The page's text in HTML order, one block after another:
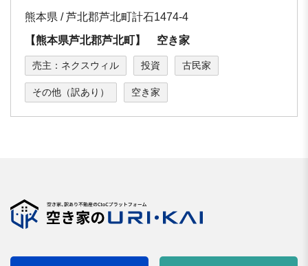
熊本県 / 芦北郡芦北町計石1474-4
【熊本県芦北郡芦北町】 空き家
売主：ネクスウィル 投資 古民家
その他（訳あり） 空き家